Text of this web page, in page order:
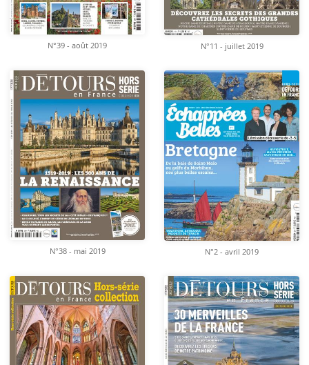
N°39 - août 2019 N°11 - juillet 2019
N°38 - mai 2019 N°2 - avril 2019